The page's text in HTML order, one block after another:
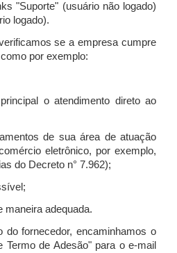
"Suporte" (usuário não logado)
logado).
se a empresa cumpre
por exemplo:
o atendimento direto ao
de sua área de atuação
eletrônico, por exemplo,
do Decreto n° 7.962);
adequada.
do fornecedor, encaminhamos o
Termo de Adesão" para o e-mail